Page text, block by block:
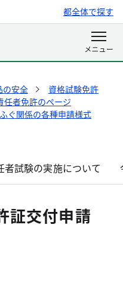
都全体で探す
の安全
資格試験免許
任者免許のページ
ふぐ関係の各種申請様式
試験の実施について
証交付申請